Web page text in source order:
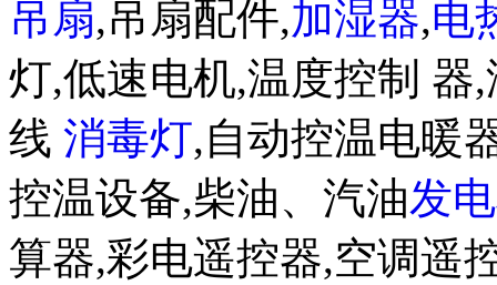
吊扇,吊扇配件,加湿器,电
灯,低速电机,温度控制 器
线 消毒灯,自动控温电暖
控温设备,柴油、汽油发
算器,彩电遥控器,空调遥